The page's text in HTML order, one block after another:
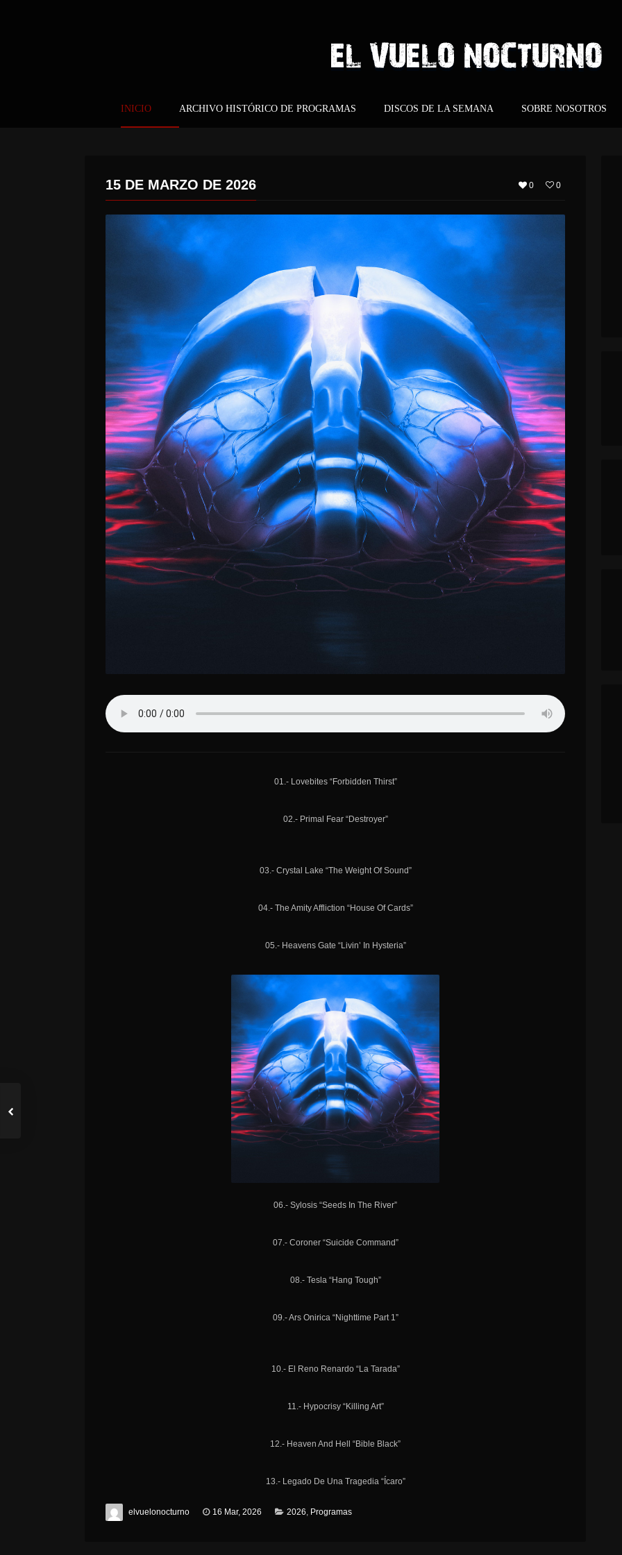
INICIO ARCHIVO HISTÓRICO DE PROGRAMAS DISCOS DE LA SEMANA SOBRE NOSOTROS
0 0
15 DE MARZO DE 2026
01.- Lovebites “Forbidden Thirst”
02.- Primal Fear “Destroyer”
03.- Crystal Lake “The Weight Of Sound”
04.- The Amity Affliction “House Of Cards”
05.- Heavens Gate “Livin’ In Hysteria”
06.- Sylosis “Seeds In The River”
07.- Coroner “Suicide Command”
08.- Tesla “Hang Tough”
09.- Ars Onirica “Nighttime Part 1”
10.- El Reno Renardo “La Tarada”
11.- Hypocrisy “Killing Art”
12.- Heaven And Hell “Bible Black”
13.- Legado De Una Tragedia “Ícaro”
elvuelonocturno 16 Mar, 2026 2026, Programas